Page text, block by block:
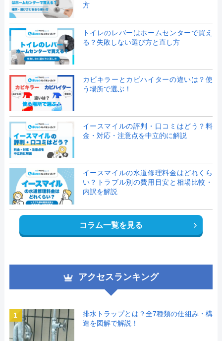
方
トイレのレバーはホームセンターで買え
る？失敗しない選び方と直し方
カビキラーとカビハイターの違いは？使
う場所で選ぶ！
イースマイルの評判・口コミはどう？料
金・対応・注意点を中立的に解説
イースマイルの水道修理料金はどれくら
い？トラブル別の費用目安と相場比較・
内訳を解説
コラム一覧を見る
アクセスランキング
1
排水トラップとは？全7種類の仕組み・構
造を図解で解説！